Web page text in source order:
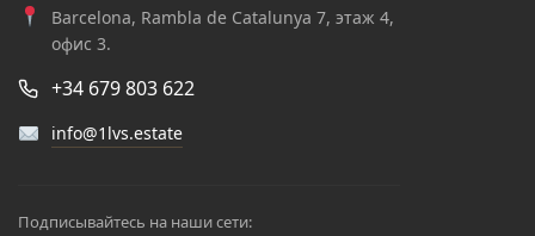
Barcelona, Rambla de Catalunya 7, этаж 4,
офис 3.
+34 679 803 622
info@1lvs.estate
Подписывайтесь на наши сети: